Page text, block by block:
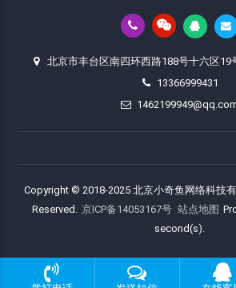
北京市丰台区南四环西路188号十六区19
13366999431
Copyright © 2018-2025 北京小奇鱼网络科技
Reserved. 京ICP备14053167号 站点地图
second(s).